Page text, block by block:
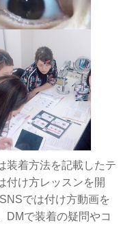
装着方法を記載したテ
付け方レッスンを開
では付け方動画を
DMで装着の疑問やコ